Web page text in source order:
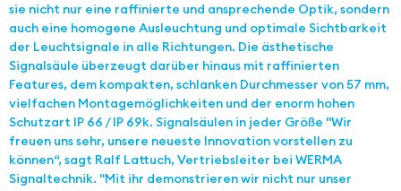
sie nicht nur eine raffinierte und ansprechende Optik, sondern
auch eine homogene Ausleuchtung und optimale Sichtbarkeit
der Leuchtsignale in alle Richtungen. Die ästhetische
Signalsäule überzeugt darüber hinaus mit raffinierten
Features, dem kompakten, schlanken Durchmesser von 57 mm,
vielfachen Montagemöglichkeiten und der enorm hohen
Schutzart IP 66 / IP 69k. Signalsäulen in jeder Größe "Wir
freuen uns sehr, unsere neueste Innovation vorstellen zu
können“, sagt Ralf Lattuch, Vertriebsleiter bei WERMA
Signaltechnik. "Mit ihr demonstrieren wir nicht nur unser